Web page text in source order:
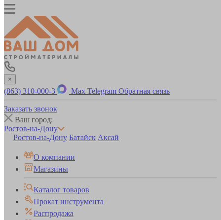
×
(863) 310-000-3 Max Telegram Обратная связь
Заказать звонок
Ваш город:
Ростов-на-Дону
Ростов-на-Дону Батайск Аксай
О компании
Магазины
Каталог товаров
Прокат инструмента
Распродажа